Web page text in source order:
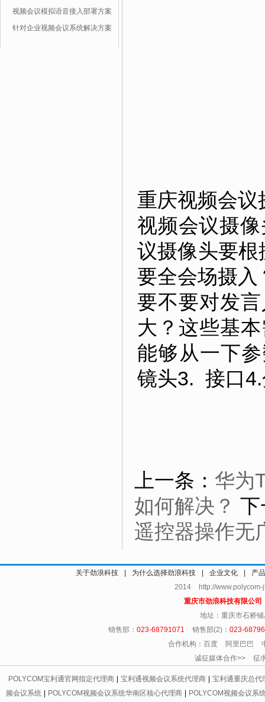
视频会议模拟语音接入部署方案
针对企业视频会议系统解决方案
重庆视频会议
视频会议摄
议摄像头要
要全会场摄入
要不要对发
大？这些基
能够从一下
镜头3. 接口
上一条： 华为
如何解决？ 下
遥控器操作无
关于劲浪科技 为什么选择劲浪科技 企业文化
产
2014 http://
重庆市劲浪科技有限公
地址：重庆市石桥
销售部： 023-68791071 销售部(2)： 023-
合作机构：百度 阿里巴巴
诚征媒体合作>> 征
POLYCOM宝利通官网指定代理商 宝利通视频会议系统代理商
宝利通重庆总代
频会议系统
POLYCOM视频会议系统华南区核心代理商
POLYCOM视频会议系